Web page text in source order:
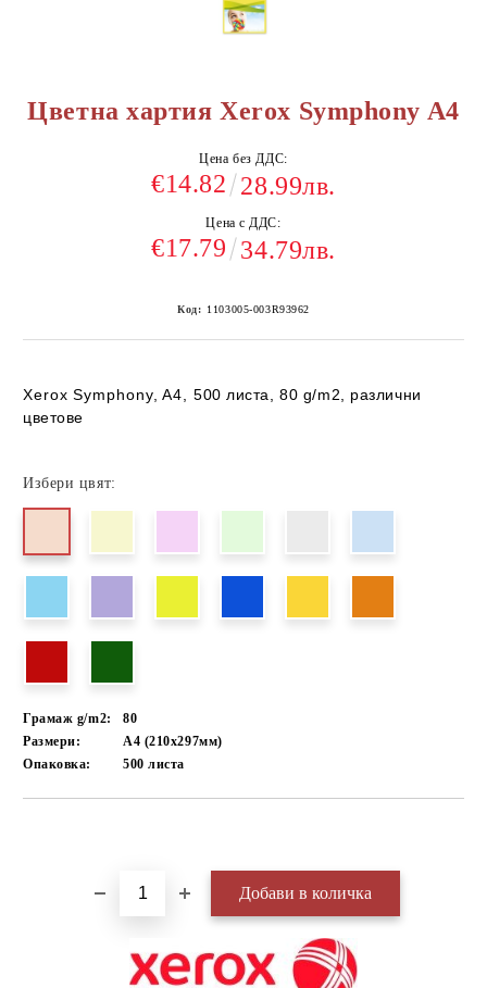
Цветна хартия Xerox Symphony A4
Цена без ДДС:
€14.82 28.99лв.
Цена с ДДС:
€17.79 34.79лв.
Код: 1103005-003R93962
Xerox Symphony, A4, 500 листа, 80 g/m2, различни
цветове
Избери цвят:
Грамаж g/m2:
80
Размери:
А4 (210х297мм)
Опаковка:
500листа